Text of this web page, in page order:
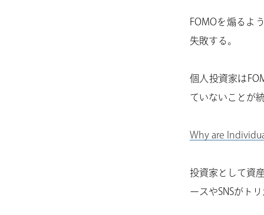
FOMOを煽るよ
失敗する。
個人投資家は
ていないことが
Why are
投資家として資
ースやSNSがト